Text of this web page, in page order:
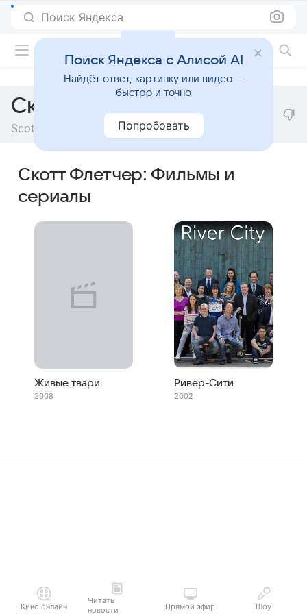
Поиск Яндекса
Скотт Флетчер
Scott Fletcher
Скотт Флетчер: Фильмы и
сериалы
Живые твари
2008
Ривер-Сити
2002
Кино онлайн
Читать
новости
Прямой эфир Шоу
Поиск Яндекса с Алисой AI
Найдёт ответ, картинку или видео —
быстро и точно
Попробовать